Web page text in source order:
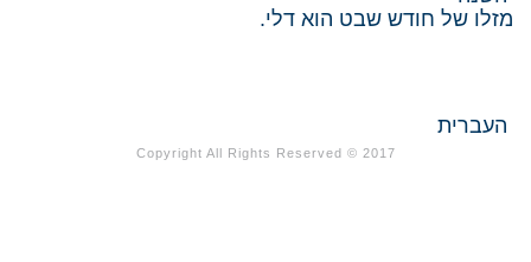
מזלו של חודש שבט הוא דלי.
Copyright All Rights Reserved © 2017